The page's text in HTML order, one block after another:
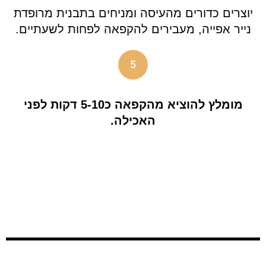
יוצרים כדורים מהעיסה ומניחים בתבנית מרופדת
נייר אפייה, מעבירים להקפאה לפחות לשעתיים.
5
מומלץ להוציא מהקפאה כ5-10 דקות לפני
האכילה.